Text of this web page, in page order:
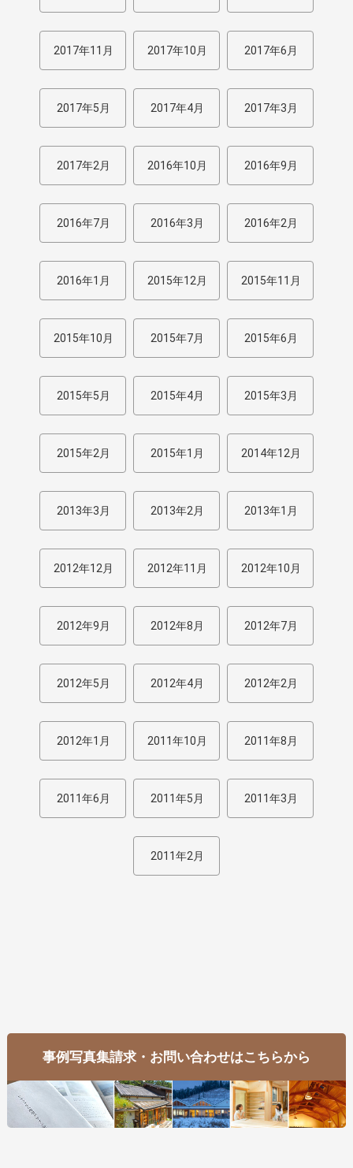
2017年11月 2017年10月 2017年6月
2017年5月 2017年4月 2017年3月
2017年2月 2016年10月 2016年9月
2016年7月 2016年3月 2016年2月
2016年1月 2015年12月 2015年11月
2015年10月 2015年7月 2015年6月
2015年5月 2015年4月 2015年3月
2015年2月 2015年1月 2014年12月
2013年3月 2013年2月 2013年1月
2012年12月 2012年11月 2012年10月
2012年9月 2012年8月 2012年7月
2012年5月 2012年4月 2012年2月
2012年1月 2011年10月 2011年8月
2011年6月 2011年5月 2011年3月
2011年2月
事例写真集請求・お問い合わせはこちらから